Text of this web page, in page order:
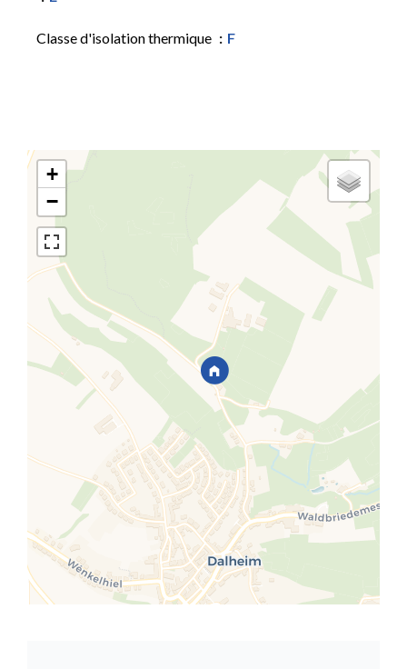
Classe d'isolation thermique F
+
−